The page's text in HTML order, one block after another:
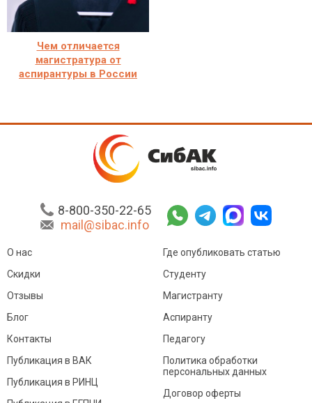
Чем отличается
магистратура от
аспирантуры в России
8-800-350-22-65
mail@sibac.info
О нас
Скидки
Отзывы
Блог
Контакты
Где опубликовать статью
Студенту
Магистранту
Аспиранту
Педагогу
Публикация в ВАК
Публикация в РИНЦ
Политика обработки
персональных данных
Договор оферты